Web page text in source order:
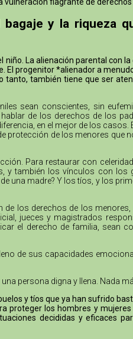
y la riqueza
La alienación parental con
progenitor *alienador a
también tiene que ser
sean conscientes, sin
de los derechos de los
en el mejor de los
de los menores que
Para restaurar con
y también los vínculos con los
una madre? Y los tíos, y los
los derechos de los
jueces y magistrados
el derecho de familia, sean
de sus capacidades
persona digna y llena. Nada
y tíos que ya han sufrido
proteger los hombres y
decididas y eficaces